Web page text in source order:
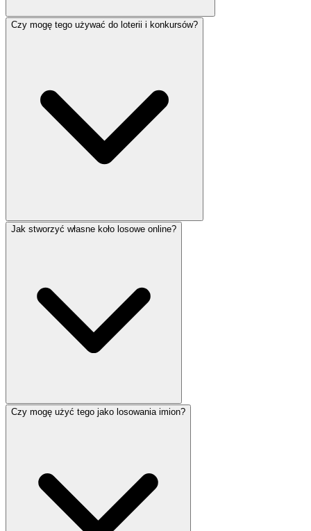
Czy mogę tego używać do loterii i konkursów?
Jak stworzyć własne koło losowe online?
Czy mogę użyć tego jako losowania imion?